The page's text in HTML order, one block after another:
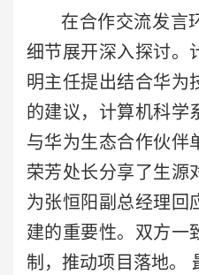
在合作交流发言
细节展开深入探讨。
明主任提出结合华为
的建议，计算机科学
与华为生态合作伙伴
荣芳处长分享了生源
为张恒阳副总经理回
建的重要性。双方一
制，推动项目落地。